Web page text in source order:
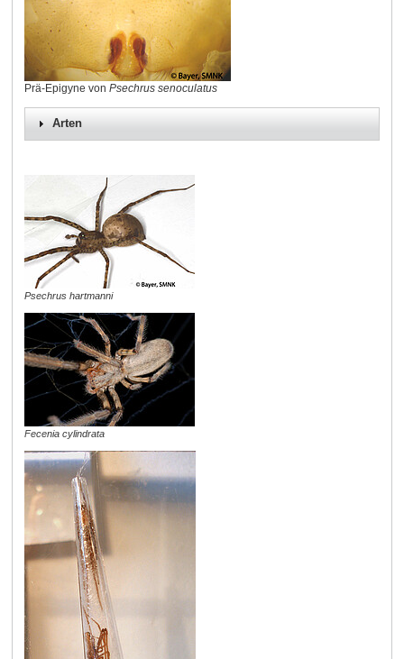
Prä-Epigyne von Psechrus senoculatus
Arten
Psechrus hartmanni
Fecenia cylindrata